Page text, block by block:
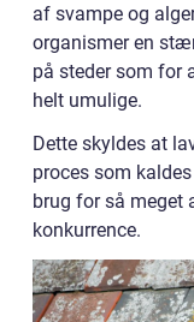
af svampe og
organismer en
på steder som for
helt umulige.
Dette skyldes at
proces som
brug for så meget
konkurrence.